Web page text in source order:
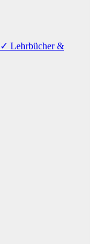
✓ Lehrbücher &